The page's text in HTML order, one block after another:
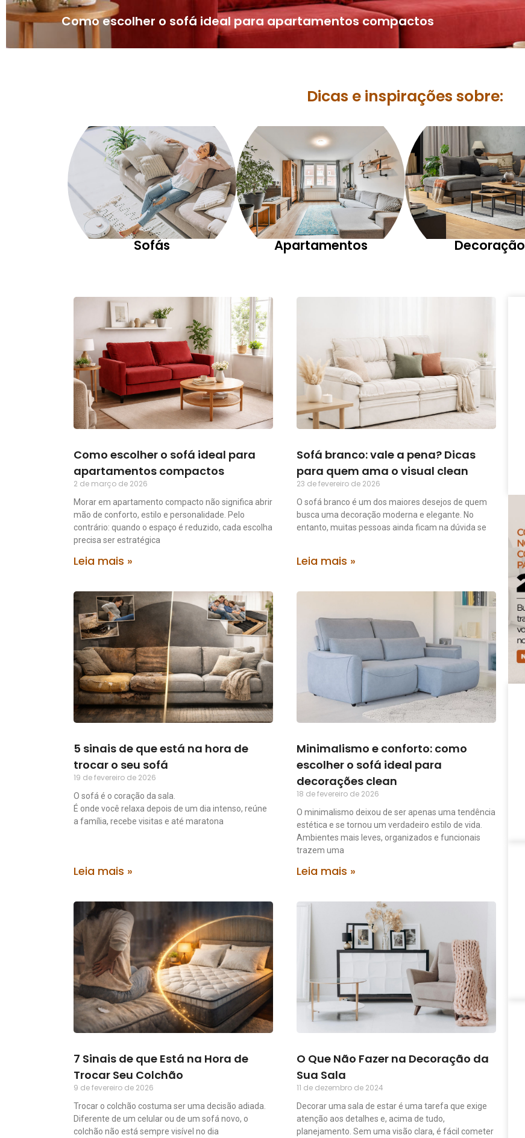
Como escolher o sofá ideal para apartamentos compactos
Dicas e inspirações sobre:
Sofás Apartamentos Decoração
Como escolher o sofá ideal para
apartamentos compactos
2 de março de 2026
Morar em apartamento compacto não significa abrir
mão de conforto, estilo e personalidade. Pelo
contrário: quando o espaço é reduzido, cada escolha
precisa ser estratégica
Leia mais »
Sofá branco: vale a pena? Dicas
para quem ama o visual clean
23 de fevereiro de 2026
O sofá branco é um dos maiores desejos de quem
busca uma decoração moderna e elegante. No
entanto, muitas pessoas ainda ficam na dúvida se
Leia mais »
5 sinais de que está na hora de
trocar o seu sofá
19 de fevereiro de 2026
O sofá é o coração da sala.
É onde você relaxa depois de um dia intenso, reúne
a família, recebe visitas e até maratona
Leia mais »
Minimalismo e conforto: como
escolher o sofá ideal para
decorações clean
18 de fevereiro de 2026
O minimalismo deixou de ser apenas uma tendência
estética e se tornou um verdadeiro estilo de vida.
Ambientes mais leves, organizados e funcionais
trazem uma
Leia mais »
7 Sinais de que Está na Hora de
Trocar Seu Colchão
9 de fevereiro de 2026
Trocar o colchão costuma ser uma decisão adiada.
Diferente de um celular ou de um sofá novo, o
colchão não está sempre visível no dia
O Que Não Fazer na Decoração da
Sua Sala
11 de dezembro de 2024
Decorar uma sala de estar é uma tarefa que exige
atenção aos detalhes e, acima de tudo,
planejamento. Sem uma visão clara, é fácil cometer